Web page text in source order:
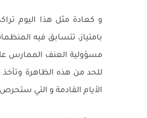
و كعادة مثل هذا اليوم
بامتياز، تتسابق فيه
مسؤولية العنف الممارس
للحد من هذه الظاهرة
الأيام القادمة و التي